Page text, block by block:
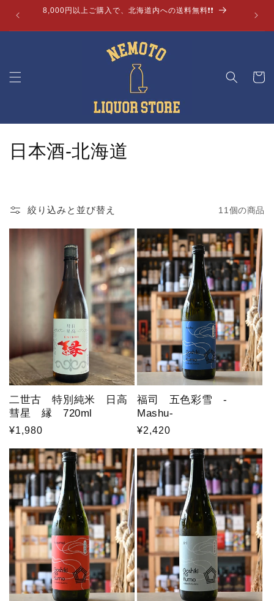
ンツに8,000円以上ご購入で、北海道内への送料無料❗❗
ー
コ
ョ
日本酒-北海道
絞り込みと並び替え 11個の商品
二世古 特別純米 日高
彗星 縁 720ml
通
価
格
¥1,980
福司 五色彩雪 -
Mashu-
通
価
格
¥2,420